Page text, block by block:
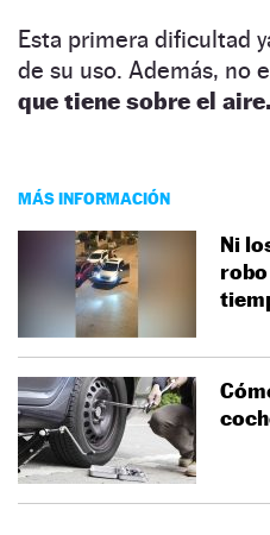
Esta primera dificultad
de su uso. Además, no
que tiene sobre el aire.
MÁS INFORMACIÓN
Ni